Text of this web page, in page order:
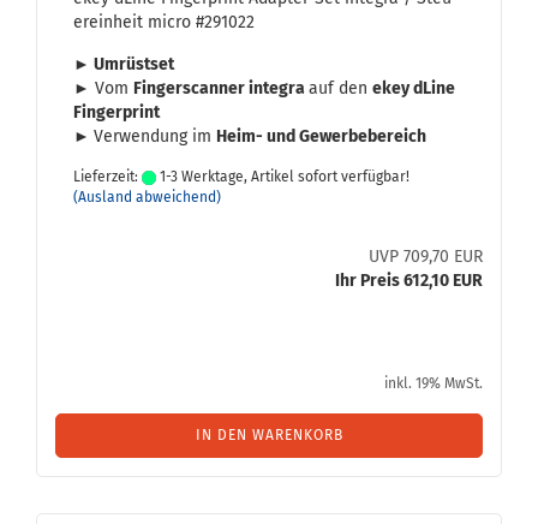
er­ein­heit micro #291022
► Um­rüst­set
► Vom Fin­ger­scan­ner in­te­graauf den ekey dLine
Fin­ger­print
► Ver­wen­dung im Heim- und Ge­wer­be­be­reich
Lieferzeit:
1-3 Werktage, Artikel sofort verfügbar!
(Ausland abweichend)
UVP 709,70 EUR
Ihr Preis 612,10 EUR
inkl. 19% MwSt.
IN DEN WARENKORB